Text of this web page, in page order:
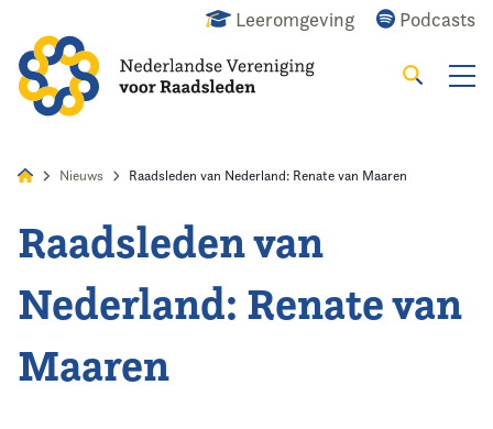
Leeromgeving Podcasts
Zoeken
Home
Agenda
Nieuws
Nieuws Raadsleden van Nederland: Renate van Maaren
Raadsleden van
Nederland: Renate van
Maaren